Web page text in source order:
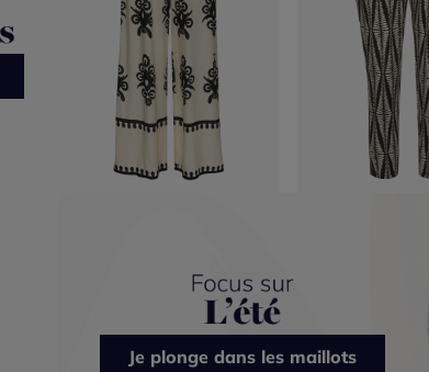
Je plonge dans les maillots